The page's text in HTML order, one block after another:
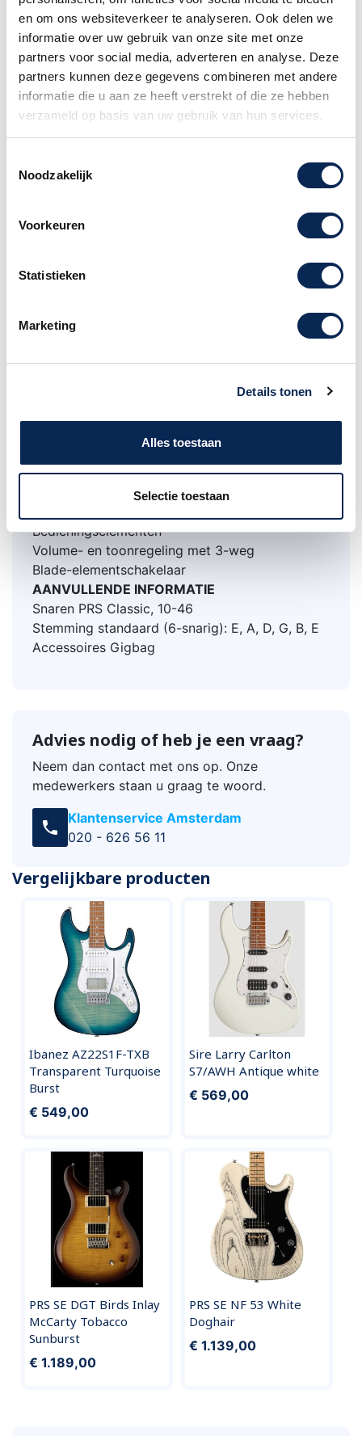
en om ons websiteverkeer te analyseren. Ook delen we
informatie over uw gebruik van onze site met onze
partners voor social media, adverteren en analyse. Deze
partners kunnen deze gegevens combineren met andere
informatie die u aan ze heeft verstrekt of die ze hebben
verzameld op basis van uw gebruik van hun services.
Noodzakelijk
Voorkeuren
Statistieken
Marketing
Details tonen
Alles toestaan
Selectie toestaan
Bovenblad: Carve Flat Top
HALS
Aantal frets: 22
Scalelengte: 25,5 inch
Hals: Hout: Esdoorn
Halsconstructie: Scarve
Truss Rod: PRS Double-Acting
Halsvorm: NF 53
Halsdiepte bij de 12 1/2 fret: 3 1/32 inch
Halsbreedte bij de body: 2 7/32 inch
Toetsinleg: Birds
HALS/BODY MONTAGE:
NBA-type: Bolt-On
ELEKTRONICA
Treble-element PRS Narrowfield DD "S" Treble
Bedieningselementen
Volume- en toonregeling met 3-weg
Blade-elementschakelaar
AANVULLENDE INFORMATIE
Snaren PRS Classic, 10-46
Stemming standaard (6-snarig): E, A, D, G, B, E
Accessoires Gigbag
Advies nodig of heb je een vraag?
Neem dan contact met ons op. Onze
medewerkers staan u graag te woord.
call
Klantenservice Amsterdam
020 - 626 56 11
Vergelijkbare producten
Ibanez AZ22S1F-TXB
Transparent Turquoise
Burst
€ 549,00
Sire Larry Carlton
S7/AWH Antique white
€ 569,00
PRS SE DGT Birds Inlay
McCarty Tobacco
Sunburst
€ 1.189,00
PRS SE NF 53 White
Doghair
€ 1.139,00